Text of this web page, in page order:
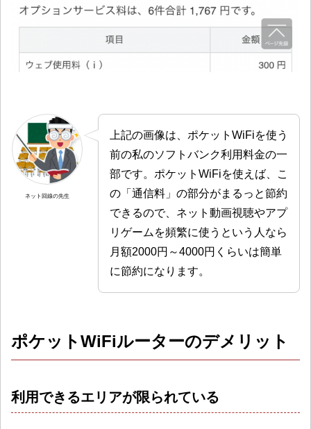
ネット回線の先生
上記の画像は、ポケットWiFiを使う
前の私のソフトバンク利用料金の一
部です。ポケットWiFiを使えば、こ
の「通信料」の部分がまるっと節約
できるので、ネット動画視聴やアプ
リゲームを頻繁に使うという人なら
月額2000円～4000円くらいは簡単
に節約になります。
ポケットWiFiルーターのデメリット
利用できるエリアが限られている